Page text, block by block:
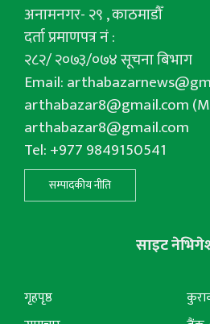
अनामनगर- २९ , काठमाडौँ
दर्ता प्रमाणपत्र नं :
२८२/ २०७३/०७४ सूचना बिभाग
Email:
arthabazar8@gmail.com
arthabazar8@gmail.com
Tel: +977 9849150541
सम्पादकीय नीति
साइट
गृहपृष्ठ